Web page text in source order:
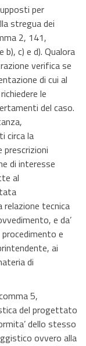
per
stregua dei
2, 141,
c) e d). Qualora
verifica se
di cui al
le
del caso.
circa la
prescrizioni
di interesse
al
relazione tecnica
e da’
procedimento e
ai
di
5,
del progettato
dello stesso
ovvero alla